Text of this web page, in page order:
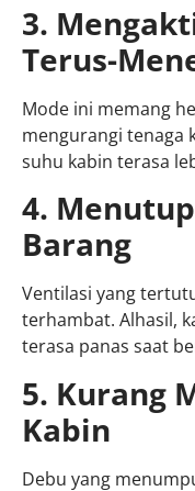
3.
Terus-
Mode ini memang
mengurangi tenaga
suhu kabin terasa
4.
Barang
Ventilasi yang
terhambat. Alhasil,
terasa panas saat
5. Kurang
Kabin
Debu yang